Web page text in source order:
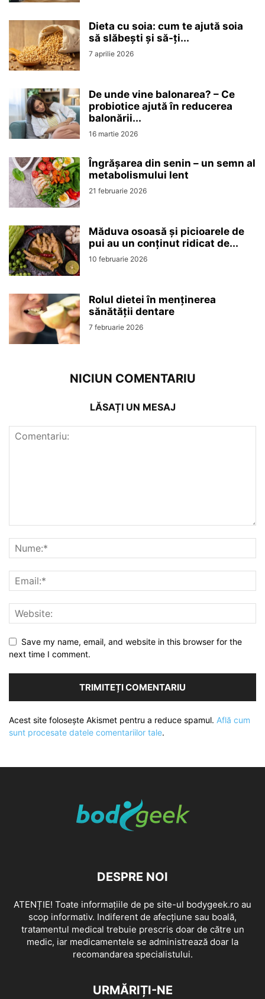
Dieta cu soia: cum te ajută soia
să slăbești și să-ți...
7 aprilie 2026
De unde vine balonarea? – Ce
probiotice ajută în reducerea
balonării...
16 martie 2026
Îngrășarea din senin – un semn al
metabolismului lent
21 februarie 2026
Măduva osoasă și picioarele de
pui au un conținut ridicat de...
10 februarie 2026
Rolul dietei în menținerea
sănătății dentare
7 februarie 2026
NICIUN COMENTARIU
LĂSAȚI UN MESAJ
Save my name, email, and website in this browser for the
next time I comment.
Acest site folosește Akismet pentru a reduce spamul. Află cum
sunt procesate datele comentariilor tale.
DESPRE NOI
ATENȚIE! Toate informațiile de pe site-ul bodygeek.ro au
scop informativ. Indiferent de afecțiune sau boală,
tratamentul medical trebuie prescris doar de către un
medic, iar medicamentele se administrează doar la
recomandarea specialistului.
URMĂRIȚI-NE